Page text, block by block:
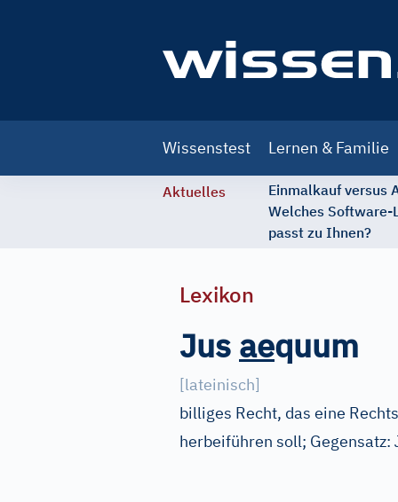
navigation
Wissenstest Lernen & Familie
Aktuelles
Einmalkauf versus
Welches Software-
passt zu Ihnen?
Lexikon
Jus aequum
[lateinisch]
billiges Recht, das eine
herbeiführen soll; Gegensatz: